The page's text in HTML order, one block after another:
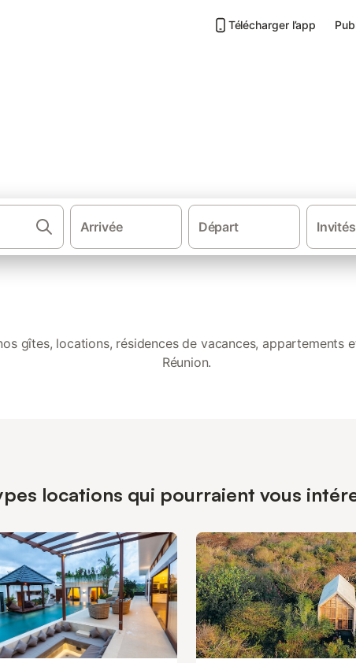
Télécharger l’app
Arrivée Départ Invités
campings à la
Réunion.
locations qui pourraient vous